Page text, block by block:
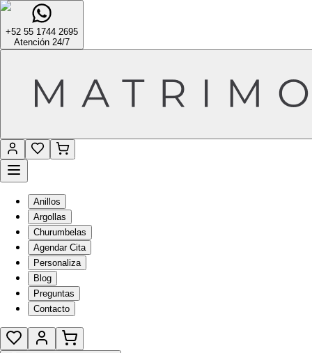
+52 55 1744 2695
Atención 24/7
Anillos
Argollas
Churumbelas
Agendar Cita
Personaliza
Blog
Preguntas
Contacto